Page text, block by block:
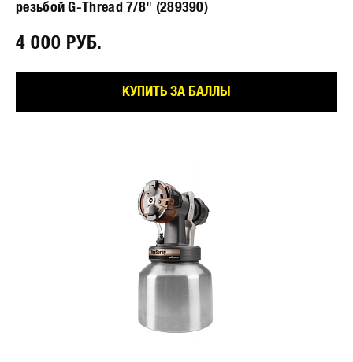
резьбой G-Thread 7/8" (289390)
4 000 РУБ.⠀
КУПИТЬ ЗА БАЛЛЫ